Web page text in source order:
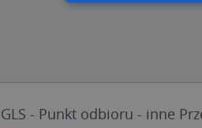
GLS - Punkt odbioru - inne